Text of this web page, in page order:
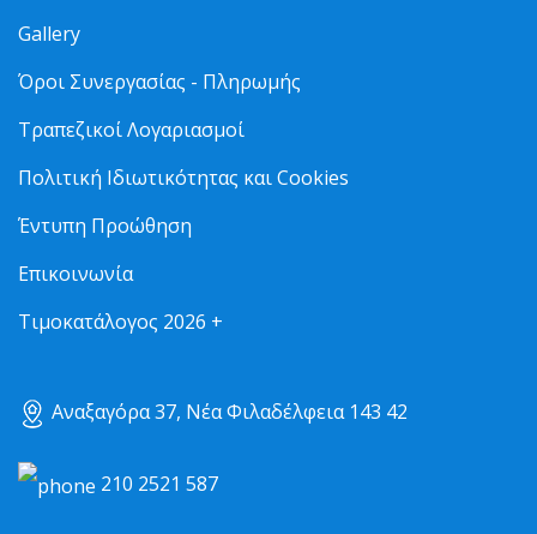
Gallery
Όροι Συνεργασίας - Πληρωμής
Τραπεζικοί Λογαριασμοί
Πολιτική Ιδιωτικότητας και Cookies
Έντυπη Προώθηση
Επικοινωνία
Τιμοκατάλογος 2026 +
Αναξαγόρα 37, Νέα Φιλαδέλφεια 143 42
210 2521 587